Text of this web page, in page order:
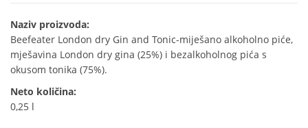
Naziv proizvoda:
Beefeater London dry Gin and Tonic-miješano alkoholno piće,
mješavina London dry gina (25%) i bezalkoholnog pića s
okusom tonika (75%).
Neto količina:
0,25 l